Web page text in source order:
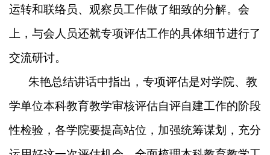
运转和联络员、观察员工作做了细致的分解。 会
上，与会人员还就专项评估工作的具体细节进行了
交流研讨。
朱艳总结讲话中指出，专项评估是对学院、教
学单位本科教育教学审核评估自评自建工作的阶段
性检验，各学院要提高站位，加强统筹谋划，充分